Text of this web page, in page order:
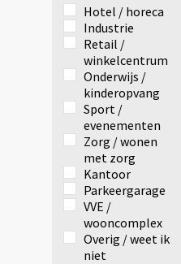
Hotel / horeca
Industrie
Retail /
winkelcentrum
Onderwijs /
kinderopvang
Sport /
evenementen
Zorg / wonen
met zorg
Kantoor
Parkeergarage
VVE /
wooncomplex
Overig / weet ik
niet